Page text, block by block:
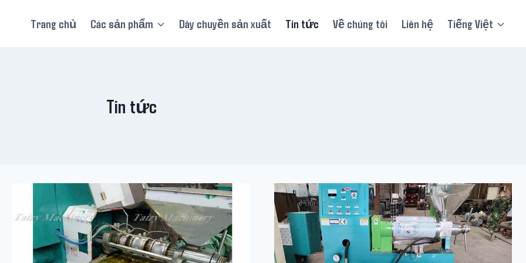
Trang chủ Các sản phẩm Dây chuyền sản xuất Tin tức Về chúng tôi Liên hệ Tiếng Việt
Tin tức